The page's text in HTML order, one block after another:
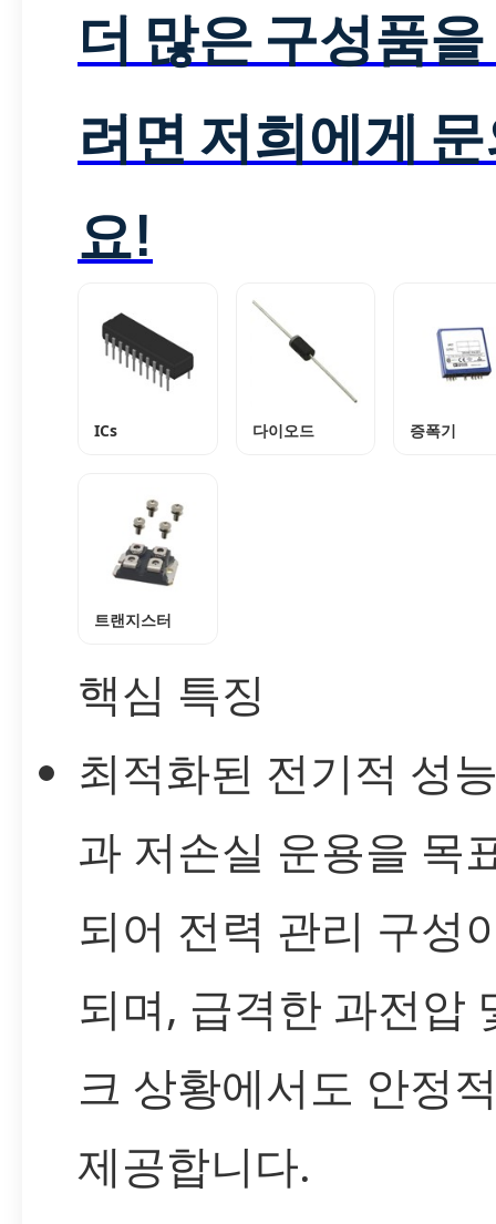
더 많은 구성품
려면 저희에게
요!
ICs 다이오드 증폭기
트랜지스터
핵심 특징
최적화된 전기적 성
과 저손실 운용을 목
되어 전력 관리 구성
되며, 급격한 과전압
크 상황에서도 안정
제공합니다.